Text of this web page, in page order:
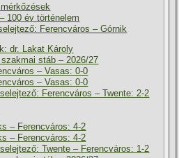
100 év történelem
Ferencváros – Górnik
dr. Lakat Károly
stáb – 2026/27
– Vasas: 0-0
– Vasas: 0-0
Ferencváros – Twente: 2-2
– Ferencváros: 4-2
– Ferencváros: 4-2
Twente – Ferencváros: 1-2